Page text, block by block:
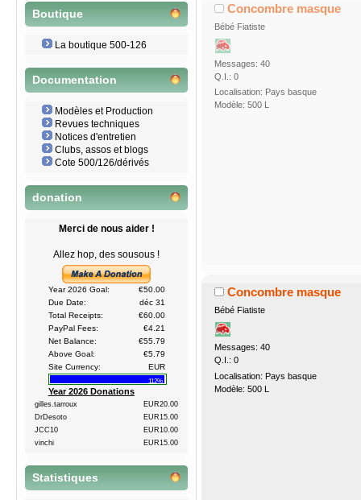
Boutique
La boutique 500-126
Documentation
Modèles et Production
Revues techniques
Notices d'entretien
Clubs, assos et blogs
Cote 500/126/dérivés
donation
Merci de nous aider !
Allez hop, des sousous !
Year 2026 Goal:
€50.00
Due Date:
déc 31
Total Receipts:
€60.00
PayPal Fees:
€4.21
Net Balance:
€55.79
Above Goal:
€5.79
Site Currency:
EUR
112%
Year 2026 Donations
gilles.tarroux
EUR20.00
DrDesoto
EUR15.00
JCC10
EUR10.00
vinchi
EUR15.00
Statistiques
Concombre masque
Bébé Fiatiste
Messages: 40
Q.I.: 0
Localisation: Pays basque
Modèle: 500 L
Concombre masque
Bébé Fiatiste
Messages: 40
Q.I.: 0
Localisation: Pays basque
Modèle: 500 L